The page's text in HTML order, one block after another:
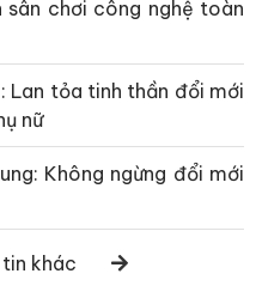
chơi công nghệ toàn
Lan tỏa tinh thần đổi mới
nữ
Không ngừng đổi mới
khác